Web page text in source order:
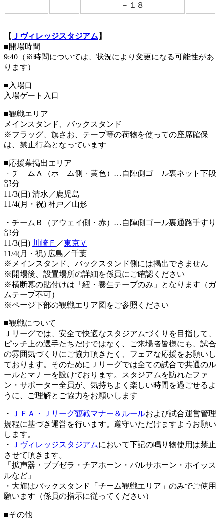
－１８
【 Ｊヴィレッジスタジアム 】
■開場時間
9:40（※時間については、状況により変更になる可能性があ
ります）
■入場口
入場ゲート入口
■観戦エリア
メインスタンド、バックスタンド
※フラッグ、旗さお、テープ等の荷物を使っての座席確保
は、禁止行為となっています
■応援幕掲出エリア
・チームＡ（ホーム側・黄色）…自陣側ゴール裏ネット下段
部分
11/3(日) 清水／鹿児島
11/4(月・祝) 神戸／山形
・チームＢ（アウェイ側・赤）…自陣側ゴール裏通路手すり
部分
11/3(日) 川崎Ｆ ／東京Ｖ
11/4(月・祝) 広島／千葉
※メインスタンド、バックスタンド側には掲出できません
※開場後、設置場所の詳細を係員にご確認ください
※横断幕の貼付けは「紐・養生テープのみ」となります（ガ
ムテープ不可）
※ページ下部の観戦エリア図をご参照ください
■観戦について
Ｊリーグでは、安全で快適なスタジアムづくりを目指して、
ピッチ上の選手たちだけではなく、ご来場者皆様にも、試合
の雰囲気づくりにご協力頂きたく、フェアな応援をお願いし
ております。そのためにＪリーグでは全ての試合で共通のル
ールとマナーを設けております。スタジアムを訪れたファ
ン・サポーター全員が、気持ちよく楽しい時間を過ごせるよ
うに、ご理解とご協力をお願いします
・ ＪＦＡ・Ｊリーグ観戦マナー＆ルールおよび試合運営管理
規程に基づき運営を行います。遵守いただけますようお願い
します。
・
Ｊヴィレッジスタジアムにおいて下記の鳴り物使用は禁止
させて頂きます。
「拡声器・ブブゼラ・チアホーン・バルサホーン・ホイッス
ルなど」
・大旗はバックスタンド「チーム観戦エリア」のみでご使用
願います（係員の指示に従ってください）
■その他